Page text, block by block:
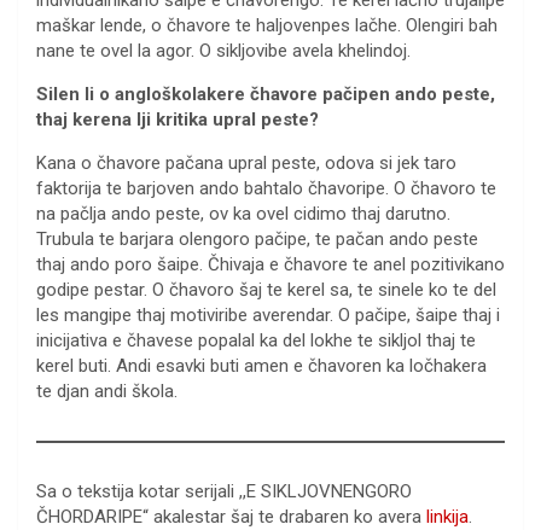
maškar lende, o čhavore te haljovenpes lačhe. Olengiri bah
nane te ovel la agor. O sikljovibe avela khelindoj.
Silen li o angloškolakere čhavore pačipen ando peste,
thaj kerena lji kritika upral peste?
Kana o čhavore pačana upral peste, odova si jek taro
faktorija te barjoven ando bahtalo čhavoripe. O čhavoro te
na pačlja ando peste, ov ka ovel cidimo thaj darutno.
Trubula te barjara olengoro pačipe, te pačan ando peste
thaj ando poro šaipe. Čhivaja e čhavore te anel pozitivikano
godipe pestar. O čhavoro šaj te kerel sa, te sinele ko te del
les mangipe thaj motiviribe averendar. O pačipe, šaipe thaj i
inicijativa e čhavese popalal ka del lokhe te sikljol thaj te
kerel buti. Andi esavki buti amen e čhavoren ka ločhakera
te djan andi škola.
Sa o tekstija kotar serijali ,,E SIKLJOVNENGORO
ČHORDARIPE“ akalestar šaj te drabaren ko avera linkija.